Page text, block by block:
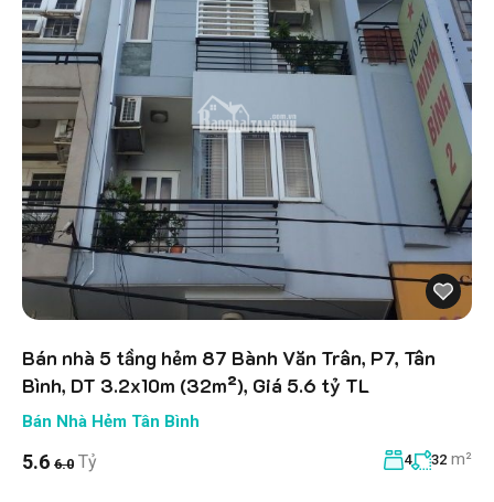
Bán nhà 5 tầng hẻm 87 Bành Văn Trân, P7, Tân
Bình, DT 3.2x10m (32m²), Giá 5.6 tỷ TL
Bán Nhà Hẻm Tân Bình
5.6 6.0 Tỷ 4 32 m²